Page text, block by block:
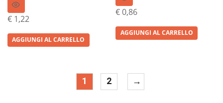
€ 1,22
AGGIUNGI AL CARRELLO
€0,86
AGGIUNGI AL CARRELLO
1 2 →